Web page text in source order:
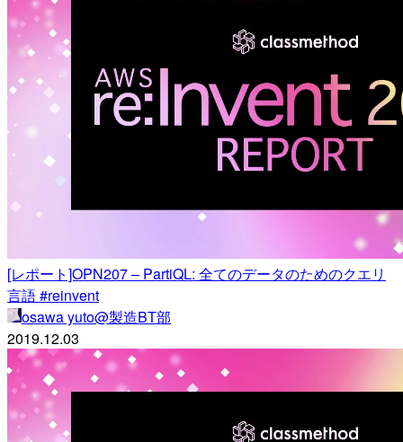
[レポート]OPN207 – PartiQL: 全てのデータのためのクエリ
言語 #reinvent
osawa yuto@製造BT部
2019.12.03